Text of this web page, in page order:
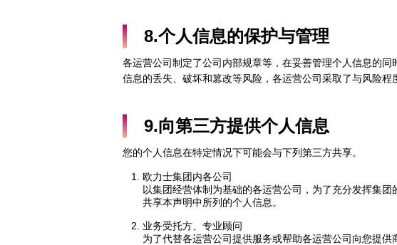
8.个人信息的保护与管理
各运营公司制定了公司内部规章等，在妥善管理个人信息的
信息的丢失、破坏和篡改等风险，各运营公司采取了与风险程
9.向第三方提供个人信息
您的个人信息在特定情况下可能会与下列第三方共享。
欧力士集团内各公司
以集团经营体制为基础的各运营公司，为了充分发挥集
共享本声明中所列的个人信息。
业务受托方、专业顾问
为了代替各运营公司提供服务或帮助各运营公司向您提